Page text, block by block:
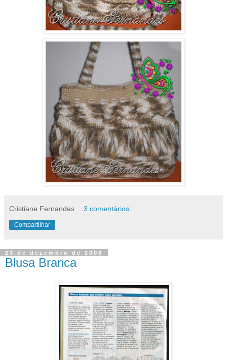
Cristiane Fernandes 3 comentários:
Compartilhar
23 de dezembro de 2008
Blusa Branca